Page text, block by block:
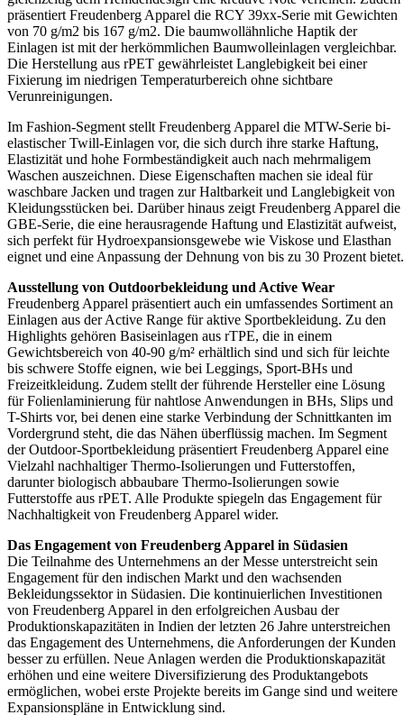
präsentiert Freudenberg Apparel die RCY 39xx-Serie mit Gewichten
von 70 g/m2 bis 167 g/m2. Die baumwollähnliche Haptik der
Einlagen ist mit der herkömmlichen Baumwolleinlagen vergleichbar.
Die Herstellung aus rPET gewährleistet Langlebigkeit bei einer
Fixierung im niedrigen Temperaturbereich ohne sichtbare
Verunreinigungen.
Im Fashion-Segment stellt Freudenberg Apparel die MTW-Serie bi-
elastischer Twill-Einlagen vor, die sich durch ihre starke Haftung,
Elastizität und hohe Formbeständigkeit auch nach mehrmaligem
Waschen auszeichnen. Diese Eigenschaften machen sie ideal für
waschbare Jacken und tragen zur Haltbarkeit und Langlebigkeit von
Kleidungsstücken bei. Darüber hinaus zeigt Freudenberg Apparel die
GBE-Serie, die eine herausragende Haftung und Elastizität aufweist,
sich perfekt für Hydroexpansionsgewebe wie Viskose und Elasthan
eignet und eine Anpassung der Dehnung von bis zu 30 Prozent bietet.
Ausstellung von Outdoorbekleidung und Active Wear
Freudenberg Apparel präsentiert auch ein umfassendes Sortiment an
Einlagen aus der Active Range für aktive Sportbekleidung. Zu den
Highlights gehören Basiseinlagen aus rTPE, die in einem
Gewichtsbereich von 40-90 g/m² erhältlich sind und sich für leichte
bis schwere Stoffe eignen, wie bei Leggings, Sport-BHs und
Freizeitkleidung. Zudem stellt der führende Hersteller eine Lösung
für Folienlaminierung für nahtlose Anwendungen in BHs, Slips und
T-Shirts vor, bei denen eine starke Verbindung der Schnittkanten im
Vordergrund steht, die das Nähen überflüssig machen. Im Segment
der Outdoor-Sportbekleidung präsentiert Freudenberg Apparel eine
Vielzahl nachhaltiger Thermo-Isolierungen und Futterstoffen,
darunter biologisch abbaubare Thermo-Isolierungen sowie
Futterstoffe aus rPET. Alle Produkte spiegeln das Engagement für
Nachhaltigkeit von Freudenberg Apparel wider.
Das Engagement von Freudenberg Apparel in Südasien
Die Teilnahme des Unternehmens an der Messe unterstreicht sein
Engagement für den indischen Markt und den wachsenden
Bekleidungssektor in Südasien. Die kontinuierlichen Investitionen
von Freudenberg Apparel in den erfolgreichen Ausbau der
Produktionskapazitäten in Indien der letzten 26 Jahre unterstreichen
das Engagement des Unternehmens, die Anforderungen der Kunden
besser zu erfüllen. Neue Anlagen werden die Produktionskapazität
erhöhen und eine weitere Diversifizierung des Produktangebots
ermöglichen, wobei erste Projekte bereits im Gange sind und weitere
Expansionspläne in Entwicklung sind.